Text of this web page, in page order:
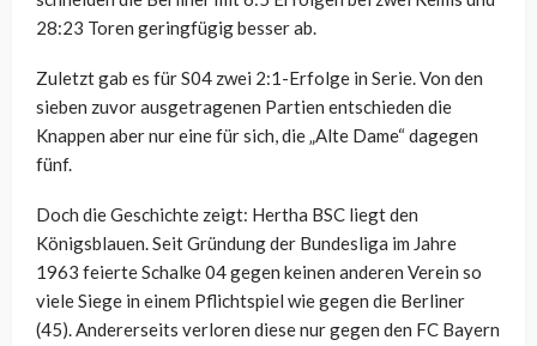
28:23 Toren geringfügig besser ab.
Zuletzt gab es für S04 zwei 2:1-Erfolge in Serie. Von den
sieben zuvor ausgetragenen Partien entschieden die
Knappen aber nur eine für sich, die „Alte Dame“ dagegen
fünf.
Doch die Geschichte zeigt: Hertha BSC liegt den
Königsblauen. Seit Gründung der Bundesliga im Jahre
1963 feierte Schalke 04 gegen keinen anderen Verein so
viele Siege in einem Pflichtspiel wie gegen die Berliner
(45). Andererseits verloren diese nur gegen den FC Bayern